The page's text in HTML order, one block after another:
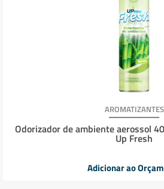
AROMATIZANTES
Odorizador de ambiente aerossol
Up Fresh
Adicionar ao